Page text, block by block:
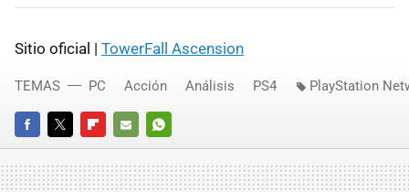
Sitio oficial | TowerFall Ascension
FACEBOOKTWITTERFLIPBOARD
E-
MAIL
WHATSAPP
TEMAS PC Acción Análisis PS4 PlayStation